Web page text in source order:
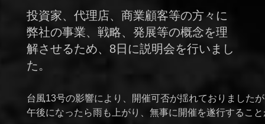
投資家、代理店、商業顧客等の方々に
弊社の事業、戦略、発展等の概念を理
解させるため、8日に説明会を行いまし
た。
台風13号の影響により、開催可否が揺れておりました
午後になったら雨も上がり、無事に開催を遂行するこ